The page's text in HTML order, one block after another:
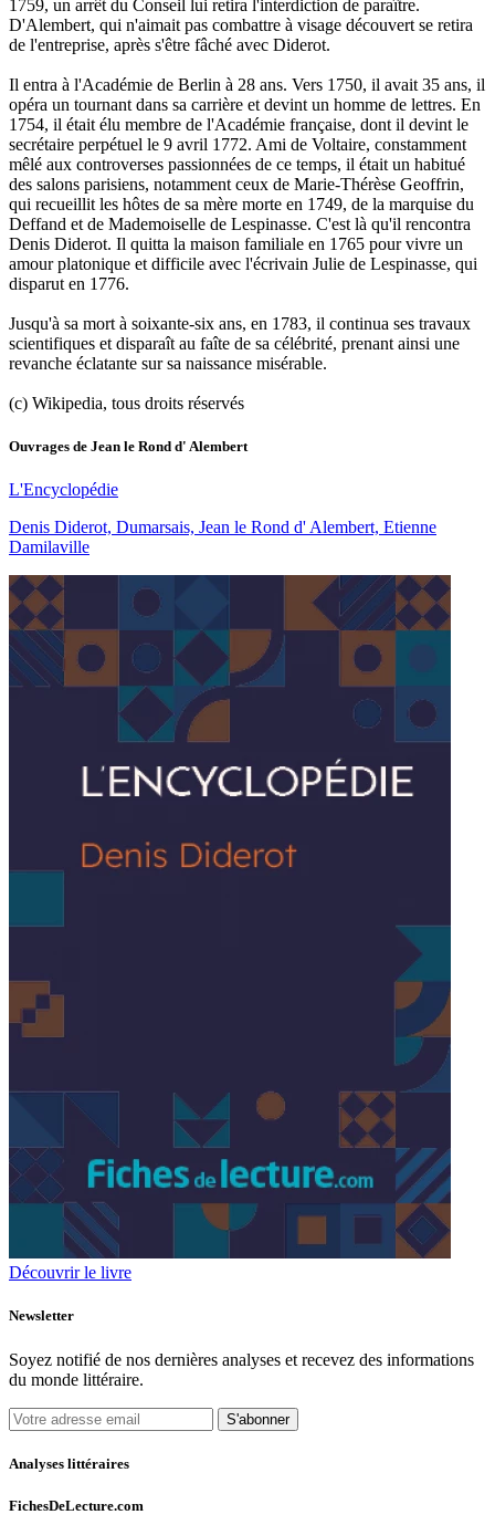
1759, un arrêt du Conseil lui retira l'interdiction de paraître.
D'Alembert, qui n'aimait pas combattre à visage découvert se retira
de l'entreprise, après s'être fâché avec Diderot.
Il entra à l'Académie de Berlin à 28 ans. Vers 1750, il avait 35 ans, il
opéra un tournant dans sa carrière et devint un homme de lettres. En
1754, il était élu membre de l'Académie française, dont il devint le
secrétaire perpétuel le 9 avril 1772. Ami de Voltaire, constamment
mêlé aux controverses passionnées de ce temps, il était un habitué
des salons parisiens, notamment ceux de Marie-Thérèse Geoffrin,
qui recueillit les hôtes de sa mère morte en 1749, de la marquise du
Deffand et de Mademoiselle de Lespinasse. C'est là qu'il rencontra
Denis Diderot. Il quitta la maison familiale en 1765 pour vivre un
amour platonique et difficile avec l'écrivain Julie de Lespinasse, qui
disparut en 1776.
Jusqu'à sa mort à soixante-six ans, en 1783, il continua ses travaux
scientifiques et disparaît au faîte de sa célébrité, prenant ainsi une
revanche éclatante sur sa naissance misérable.
(c) Wikipedia, tous droits réservés
Ouvrages de Jean le Rond d' Alembert
L'Encyclopédie
Denis Diderot, Dumarsais, Jean le Rond d' Alembert, Etienne
Damilaville
Découvrir le livre
Newsletter
Soyez notifié de nos dernières analyses et recevez des informations
du monde littéraire.
S'abonner
Analyses littéraires
FichesDeLecture.com